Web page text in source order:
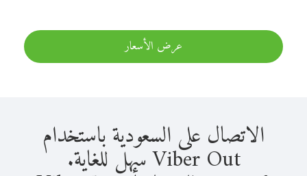
عرض الأسعار
الاتصال على السعودية باستخدام
Viber Out سهل للغاية.